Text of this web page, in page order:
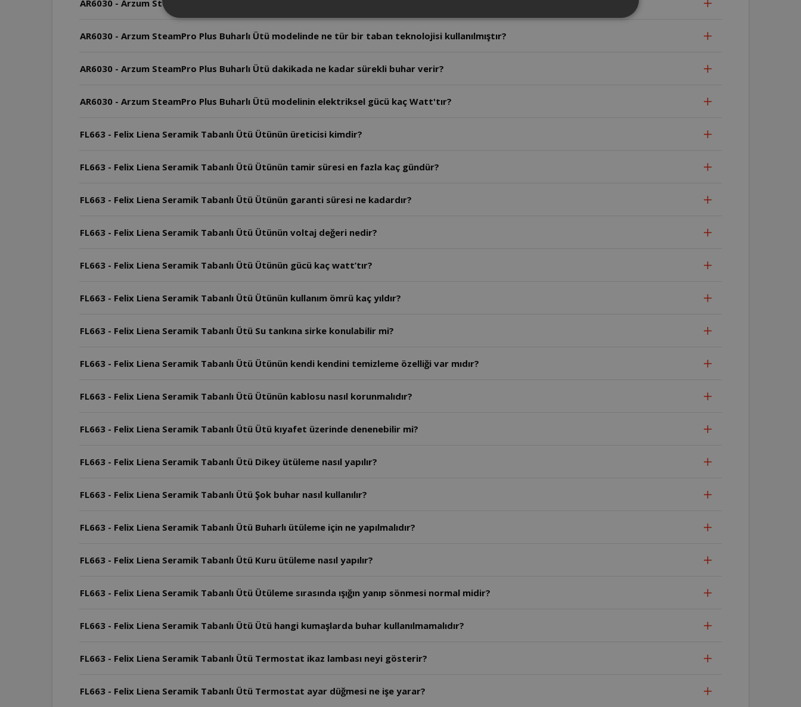
AR6030 - Arzum SteamPro Plus Buharlı Ütü modelinin su tankı kaç mililitre su almaktadır?
AR6030 - Arzum SteamPro Plus Buharlı Ütü modelinde ne tür bir taban teknolojisi kullanılmıştır?
AR6030 - Arzum SteamPro Plus Buharlı Ütü dakikada ne kadar sürekli buhar verir?
AR6030 - Arzum SteamPro Plus Buharlı Ütü modelinin elektriksel gücü kaç Watt'tır?
FL663 - Felix Liena Seramik Tabanlı Ütü Ütünün üreticisi kimdir?
FL663 - Felix Liena Seramik Tabanlı Ütü Ütünün tamir süresi en fazla kaç gündür?
FL663 - Felix Liena Seramik Tabanlı Ütü Ütünün garanti süresi ne kadardır?
FL663 - Felix Liena Seramik Tabanlı Ütü Ütünün voltaj değeri nedir?
FL663 - Felix Liena Seramik Tabanlı Ütü Ütünün gücü kaç watt’tır?
FL663 - Felix Liena Seramik Tabanlı Ütü Ütünün kullanım ömrü kaç yıldır?
FL663 - Felix Liena Seramik Tabanlı Ütü Su tankına sirke konulabilir mi?
FL663 - Felix Liena Seramik Tabanlı Ütü Ütünün kendi kendini temizleme özelliği var mıdır?
FL663 - Felix Liena Seramik Tabanlı Ütü Ütünün kablosu nasıl korunmalıdır?
FL663 - Felix Liena Seramik Tabanlı Ütü Ütü kıyafet üzerinde denenebilir mi?
FL663 - Felix Liena Seramik Tabanlı Ütü Dikey ütüleme nasıl yapılır?
FL663 - Felix Liena Seramik Tabanlı Ütü Şok buhar nasıl kullanılır?
FL663 - Felix Liena Seramik Tabanlı Ütü Buharlı ütüleme için ne yapılmalıdır?
FL663 - Felix Liena Seramik Tabanlı Ütü Kuru ütüleme nasıl yapılır?
FL663 - Felix Liena Seramik Tabanlı Ütü Ütüleme sırasında ışığın yanıp sönmesi normal midir?
FL663 - Felix Liena Seramik Tabanlı Ütü Ütü hangi kumaşlarda buhar kullanılmamalıdır?
FL663 - Felix Liena Seramik Tabanlı Ütü Termostat ikaz lambası neyi gösterir?
FL663 - Felix Liena Seramik Tabanlı Ütü Termostat ayar düğmesi ne işe yarar?